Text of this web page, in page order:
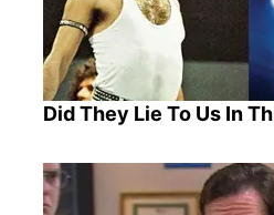
Did They Lie To Us In